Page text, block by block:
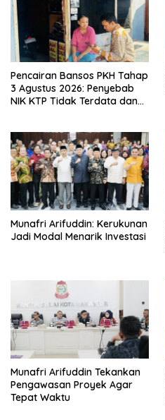
Pencairan Bansos PKH Tahap
3 Agustus 2026: Penyebab
NIK KTP Tidak Terdata dan
Munafri Arifuddin: Kerukunan
Jadi Modal Menarik Investasi
Munafri Arifuddin Tekankan
Pengawasan Proyek Agar
Tepat Waktu